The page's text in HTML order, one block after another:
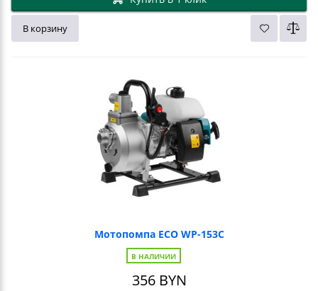
В корзину
Мотопомпа ECO WP-153C
В НАЛИЧИИ
356BYN